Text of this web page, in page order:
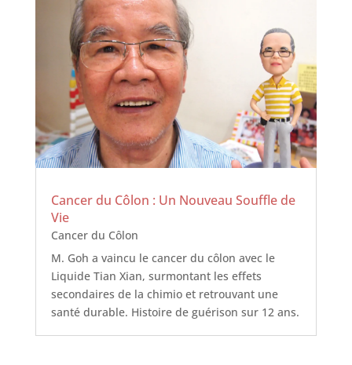
Cancer du Côlon : Un Nouveau Souffle de
Vie
Cancer du Côlon
M. Goh a vaincu le cancer du côlon avec le
Liquide Tian Xian, surmontant les effets
secondaires de la chimio et retrouvant une
santé durable. Histoire de guérison sur 12 ans.